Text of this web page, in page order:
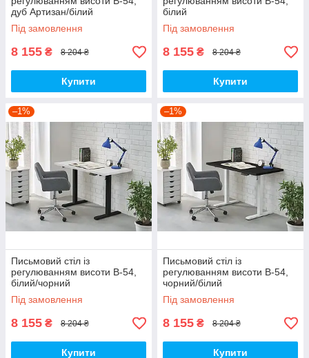
дуб Артизан/білий
Під замовлення
8 155 ₴ 8 204 ₴
Купити
білий
Під замовлення
8 155 ₴ 8 204 ₴
Купити
–1%
Письмовий стіл із
регулюванням висоти B-54,
білий/чорний
Під замовлення
8 155 ₴ 8 204 ₴
Купити
–1%
Письмовий стіл із
регулюванням висоти B-54,
чорний/білий
Під замовлення
8 155 ₴ 8 204 ₴
Купити